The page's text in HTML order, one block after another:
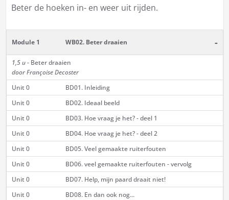
Beter de hoeken in- en weer uit rijden.
Module 1 WB02. Beter draaien -
1,5 u- Beter draaien
door Françoise Decoster
Unit 0
BD01. Inleiding
Unit 0
BD02. Ideaal beeld
Unit 0
BD03. Hoe vraag je het? - deel 1
Unit 0
BD04. Hoe vraag je het? - deel 2
Unit 0
BD05. Veel gemaakte ruiterfouten
Unit 0
BD06. veel gemaakte ruiterfouten - vervolg
Unit 0
BD07. Help, mijn paard draait niet!
Unit 0
BD08. En dan ook nog...